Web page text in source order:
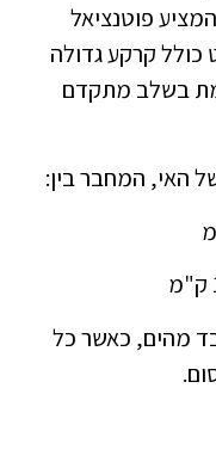
פוטנציאל
כולל קרקע גדולה
בשלב מתקדם
האי, המחבר בין:
300 מטר בלבד מהים, כאשר כל